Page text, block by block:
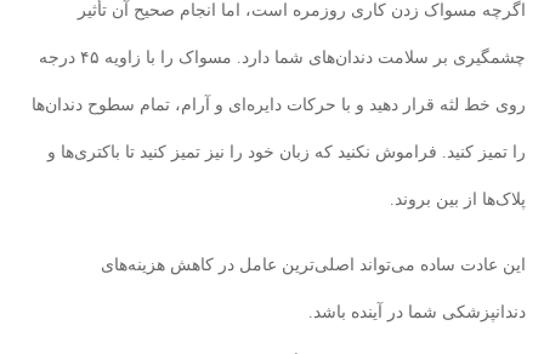
اگرچه مسواک زدن کاری روزمره است، اما انجام صحیح آن تأثیر
چشمگیری بر سلامت دندان‌های شما دارد. مسواک را با زاویه ۴۵ درجه
روی خط لثه قرار دهید و با حرکات دایره‌ای و آرام، تمام سطوح دندان‌ها
را تمیز کنید. فراموش نکنید که زبان خود را نیز تمیز کنید تا باکتری‌ها و
پلاک‌ها از بین بروند.
این عادت ساده می‌تواند اصلی‌ترین عامل در کاهش هزینه‌های
دندانپزشکی شما در آینده باشد.